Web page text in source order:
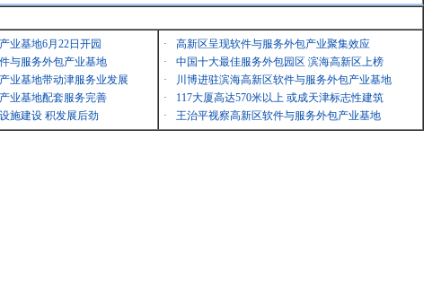
业基地6月22日开园
与服务外包产业基地
业基地带动津服务业发展
业基地配套服务完善
施建设 积发展后劲
·
高新区呈现软件与服务外包产业聚集效应
·
中国十大最佳服务外包园区 滨海高新区上榜
·
川博进驻滨海高新区软件与服务外包产业基地
·
117大厦高达570米以上 或成天津标志性建筑
·
王治平视察高新区软件与服务外包产业基地